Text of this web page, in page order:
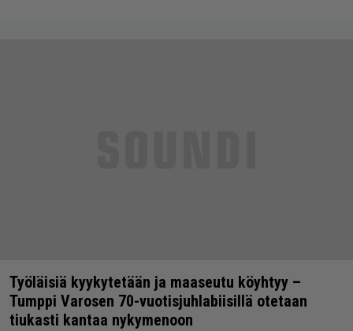
Työläisiä kyykytetään ja maaseutu köyhtyy –
Tumppi Varosen 70-vuotisjuhlabiisillä otetaan
tiukasti kantaa nykymenoon